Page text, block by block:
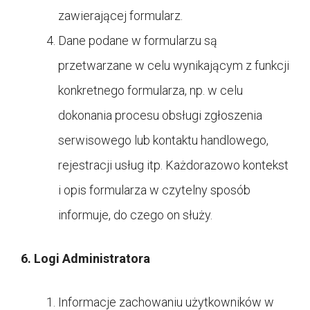
zawierającej formularz.
Dane podane w formularzu są
przetwarzane w celu wynikającym z funkcji
konkretnego formularza, np. w celu
dokonania procesu obsługi zgłoszenia
serwisowego lub kontaktu handlowego,
rejestracji usług itp. Każdorazowo kontekst
i opis formularza w czytelny sposób
informuje, do czego on służy.
6. Logi Administratora
Informacje zachowaniu użytkowników w